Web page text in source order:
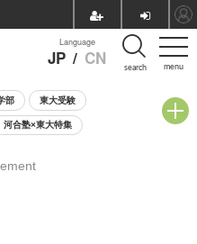
menu
Language
JP / CN search
部 東大受験
河合塾×東大特集
会・相談会